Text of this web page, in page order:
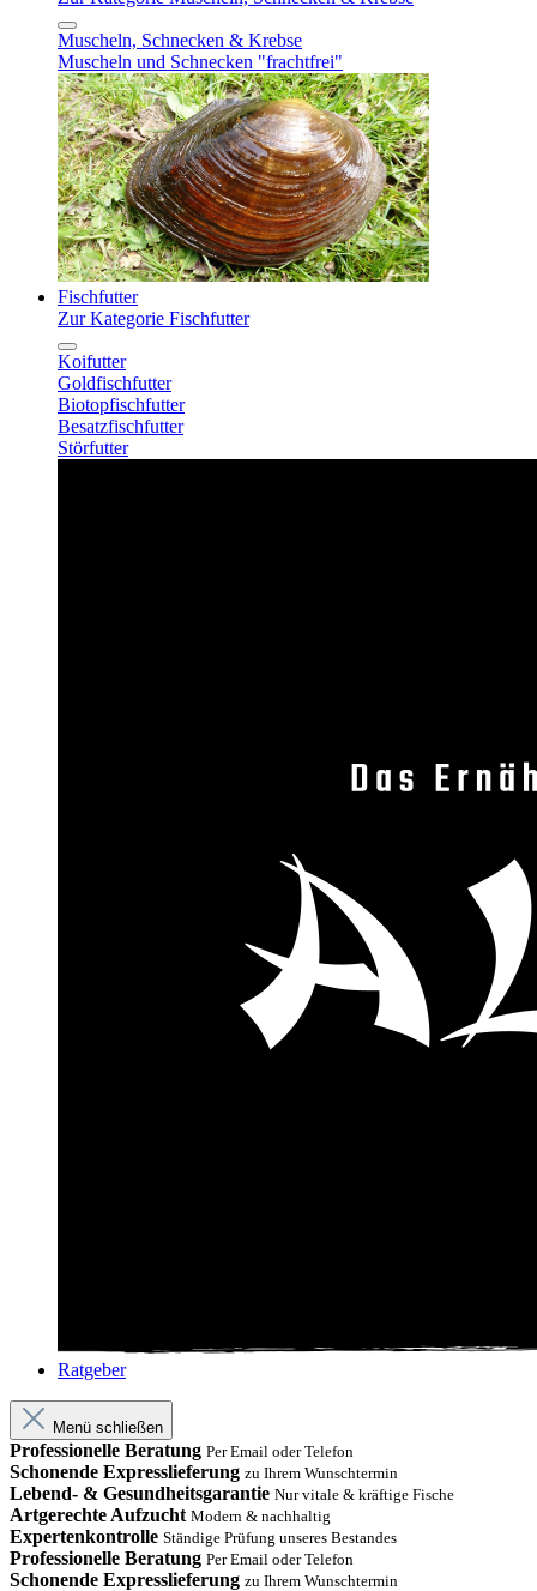
Muscheln, Schnecken & Krebse
Muscheln und Schnecken "frachtfrei"
Fischfutter
Zur Kategorie Fischfutter
Koifutter
Goldfischfutter
Biotopfischfutter
Besatzfischfutter
Störfutter
Ratgeber
Menü schließen
Professionelle Beratung Per Email oder Telefon
Schonende Expresslieferung zu Ihrem Wunschtermin
Lebend- & Gesundheitsgarantie Nur vitale & kräftige Fische
Artgerechte Aufzucht Modern & nachhaltig
Expertenkontrolle Ständige Prüfung unseres Bestandes
Professionelle Beratung Per Email oder Telefon
Schonende Expresslieferung zu Ihrem Wunschtermin